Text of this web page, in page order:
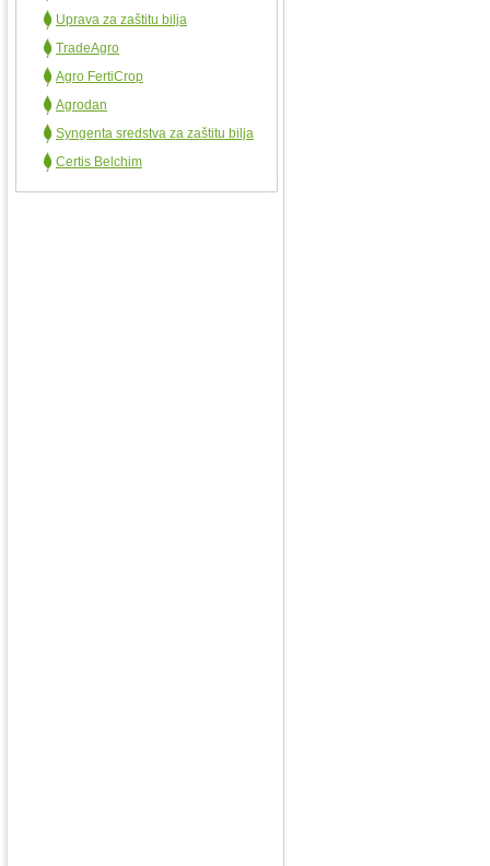
Uprava za zaštitu bilja
TradeAgro
Agro FertiCrop
Agrodan
Syngenta sredstva za zaštitu bilja
Certis Belchim